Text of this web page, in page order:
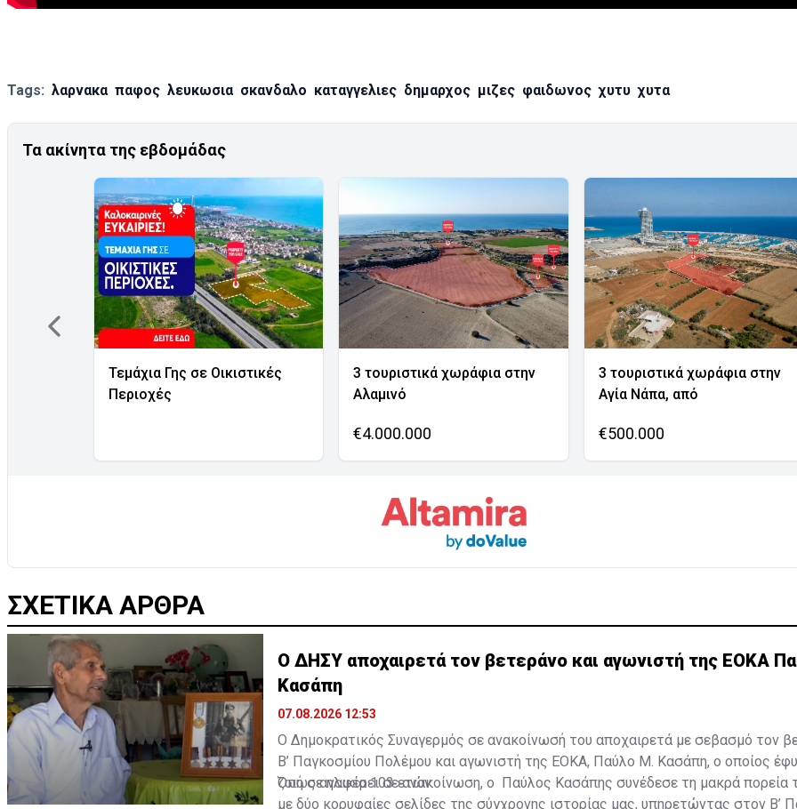
Tags: λαρνακα παφος λευκωσια σκανδαλο καταγγελιες δημαρχος μιζες φαιδωνος χυτυ χυτα
Τα ακίνητα της εβδομάδας
Τεμάχια Γης σε Οικιστικές
Περιοχές
3 τουριστικά χωράφια στην
Αλαμινό
€4.000.000
3 τουριστικά χωράφια στην
Αγία Νάπα, από
€500.000
ΣΧΕΤΙΚΑ ΑΡΘΡΑ
Ο ΔΗΣΥ αποχαιρετά τον βετεράνο και αγωνιστή της ΕΟΚΑ
Κασάπη
07.08.2026 12:53
Ο Δημοκρατικός Συναγερμός σε ανακοίνωσή του αποχαιρετά με σεβασμό τον
Β’ Παγκοσμίου Πολέμου και αγωνιστή της ΕΟΚΑ, Παύλο Μ. Κασάπη, ο οποίος
ζωήσε ηλικία 103 ετών.
Όπως αναφέρει σε ανακοίνωση, ο Παύλος Κασάπης συνέδεσε τη μακρά πορεία
με δύο κορυφαίες σελίδες της σύγχρονης ιστορίας μας, υπηρετώντας στον Β’